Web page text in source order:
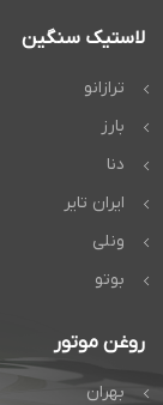
لاستیک سنگین
ترازانو
بارز
دنا
ایران تایر
ونلی
بوتو
روغن موتور
بهران